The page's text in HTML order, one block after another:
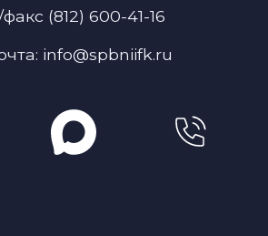
(812) 600-41-16
info@spbniifk.ru